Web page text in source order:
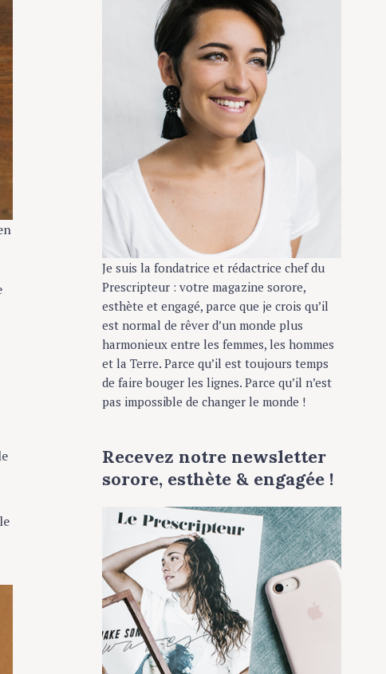
Je suis la fondatrice et rédactrice chef du
Prescripteur : votre magazine sorore,
esthète et engagé, parce que je crois qu’il
est normal de rêver d’un monde plus
harmonieux entre les femmes, les hommes
et la Terre. Parce qu’il est toujours temps
de faire bouger les lignes. Parce qu’il n’est
pas impossible de changer le monde !
Recevez notre newsletter
sorore, esthète & engagée !